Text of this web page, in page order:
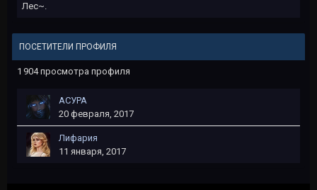
Лес~.
ПОСЕТИТЕЛИ ПРОФИЛЯ
1 904 просмотра профиля
АСУРА
20 февраля, 2017
Лифария
11 января, 2017